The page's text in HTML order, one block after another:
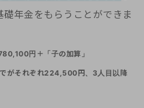
年金をもらうことができま
円＋「子の加算」
でがそれぞれ224,500円、3人目以降